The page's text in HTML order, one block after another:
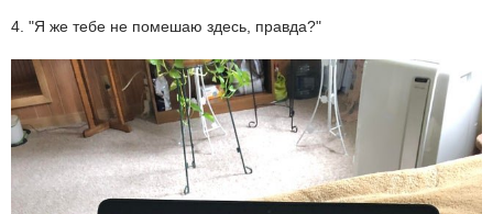
4. "Я же тебе не помешаю здесь, правда?"